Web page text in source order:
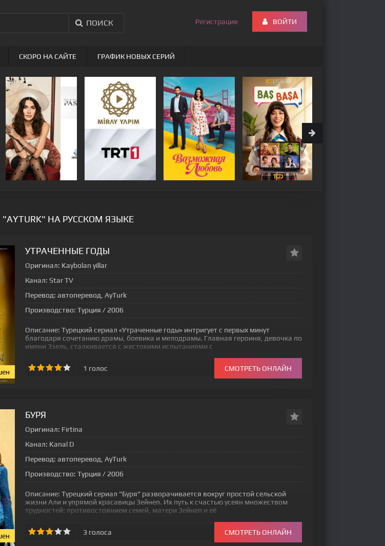
НА РУССКОМ ЯЗЫКЕ
УТРАЧЕННЫЕ ГОДЫ
Оригинал: Kaybolan yillar
Канал: Star TV
Перевод: автоперевод, AyTurk
Производство: Турция / 2006
Описание: Турецкий сериал «Утраченные годы» интригует с первых минут
благодаря сочетанию драмы, боевика и мелодрамы. Главная героиня, девочка по
имени Эзель, сталкивается с жестокими испытаниями с
1 голос СМОТРЕТЬ ОНЛАЙН
БУРЯ
Оригинал: Firtina
Канал: Kanal D
Перевод: автоперевод, AyTurk
Производство: Турция / 2006
Описание: Турецкий сериал "Буря" разворачивается вокруг простой сельской
жизни Али и упрямой красавицы Зейнеп. Их путь к счастью усеян множеством
трудностей: противостоянием семей, матери Зейнеп и её
3 голоса СМОТРЕТЬ ОНЛАЙН
ПОИСК Регистрация ВОЙТИ
СКОРО НА САЙТЕ ГРАФИК НОВЫХ СЕРИЙ